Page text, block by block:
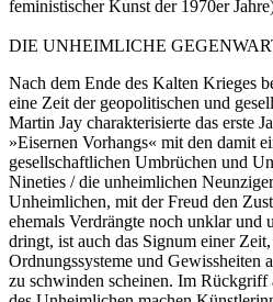
feministischer Kunst der 1970er
DIE UNHEIMLICHE
Nach dem Ende des Kalten Krieges
eine Zeit der geopolitischen und
Martin Jay charakterisierte das erste
»Eisernen Vorhangs« mit den damit
gesellschaftlichen Umbrüchen und
Nineties / die unheimlichen
Unheimlichen, mit der Freud den
ehemals Verdrängte noch unklar und
dringt, ist auch das Signum einer
Ordnungssysteme und Gewissheiten
zu schwinden scheinen. Im Rückgriff